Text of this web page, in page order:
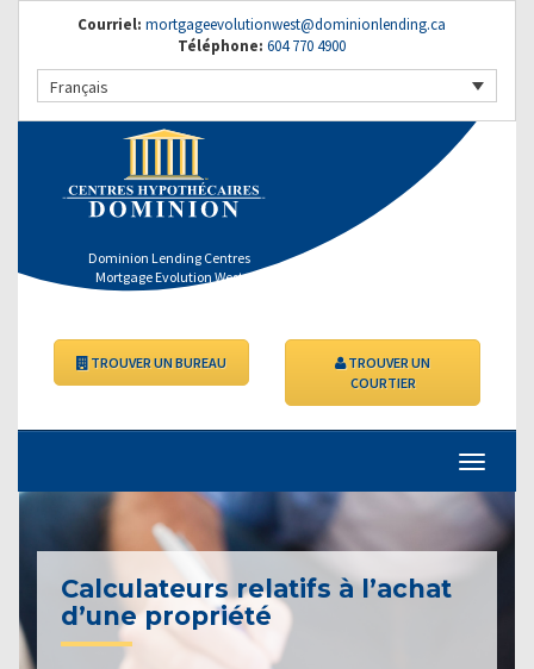
Courriel: mortgageevolutionwest@dominionlending.ca
Téléphone: 604 770 4900
Français
Dominion Lending Centres
Mortgage Evolution West
TROUVER UN BUREAU
TROUVER UN
COURTIER
Calculateurs relatifs à l’achat
d’une propriété